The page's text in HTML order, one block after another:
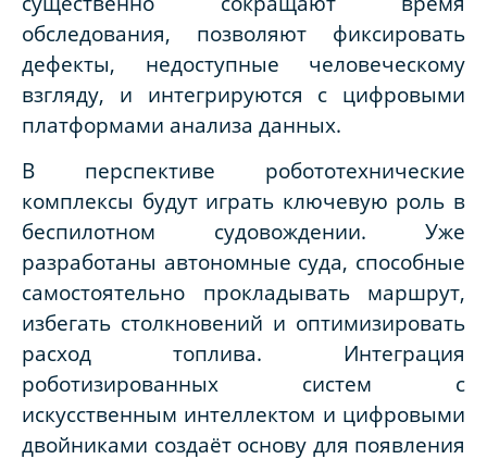
обследования, позволяют фиксировать
дефекты, недоступные человеческому
взгляду, и интегрируются с цифровыми
платформами анализа данных.
В перспективе робототехнические
комплексы будут играть ключевую роль в
беспилотном судовождении. Уже
разработаны автономные суда, способные
самостоятельно прокладывать маршрут,
избегать столкновений и оптимизировать
расход топлива. Интеграция
роботизированных систем с
искусственным интеллектом и цифровыми
двойниками создаёт основу для появления